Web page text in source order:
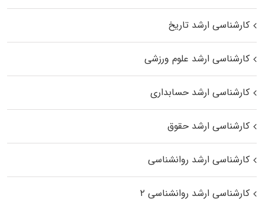
کارشناسی ارشد تاریخ
کارشناسی ارشد علوم ورزشی
کارشناسی ارشد حسابداری
کارشناسی ارشد حقوق
کارشناسی ارشد روانشناسی
کارشناسی ارشد روانشناسی ۲